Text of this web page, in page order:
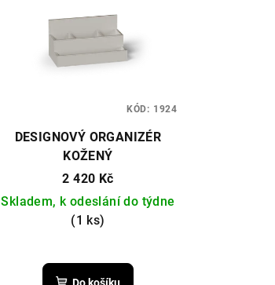
DESIGNOVÝ ORGANIZÉR
KOŽENÝ
2 420 Kč
Skladem, k odeslání do týdne
(1 ks)
KÓD: 1924